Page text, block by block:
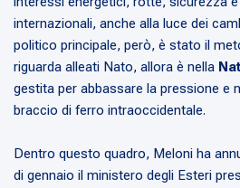
internazionali, anche alla luce dei
politico principale, però, è stato il
riguarda alleati Nato, allora è nella
gestita per abbassare la pressione e
braccio di ferro intraoccidentale.
Dentro questo quadro, Meloni ha
di gennaio il ministero degli Esteri